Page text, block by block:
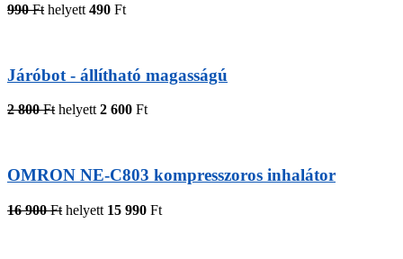
990 Ft helyett 490 Ft
Járóbot - állítható magasságú
2 800 Ft helyett 2 600 Ft
OMRON NE-C803 kompresszoros inhalátor
16 900 Ft helyett 15 990 Ft